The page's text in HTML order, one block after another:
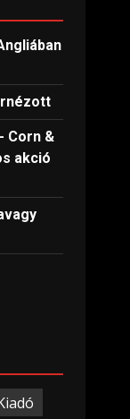
Corn &
akció